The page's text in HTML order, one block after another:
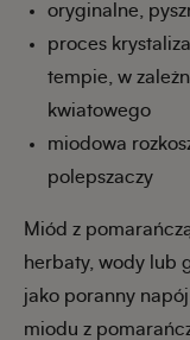
oryginalne,
proces
tempie, w
kwiatowego
miodowa
polepszaczy
Miód z
herbaty, wody lub
jako poranny napój
miodu z